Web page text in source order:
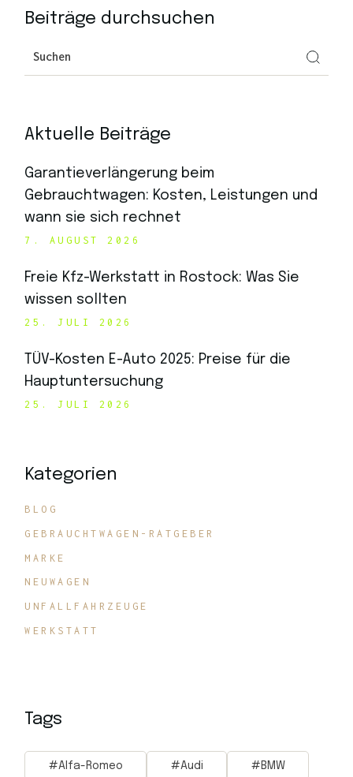
Beiträge durchsuchen
Aktuelle Beiträge
Garantieverlängerung beim
Gebrauchtwagen: Kosten, Leistungen und
wann sie sich rechnet
7. AUGUST 2026
Freie Kfz-Werkstatt in Rostock: Was Sie
wissen sollten
25. JULI 2026
TÜV-Kosten E-Auto 2025: Preise für die
Hauptuntersuchung
25. JULI 2026
Kategorien
BLOG
GEBRAUCHTWAGEN-RATGEBER
MARKE
NEUWAGEN
UNFALLFAHRZEUGE
WERKSTATT
Tags
Alfa-Romeo Audi BMW